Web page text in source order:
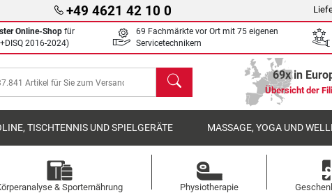
+49 4621 42 10 0
Online-Shop für
2016-2024)
69 Fachmärkte vor Ort mit 75 eigenen
Servicetechnikern
Suchen 69x in
Übersicht der
TISCHTENNIS UND SPIELGERÄTE MASSAGE, YOGA UND
& Sporternährung Physiotherapie